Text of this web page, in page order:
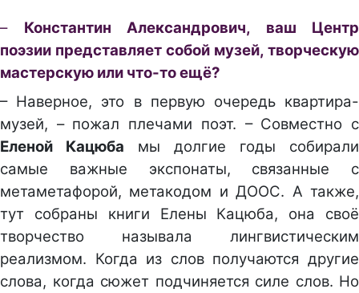
– Константин Александрович, ваш Центр
поэзии представляет собой музей, творческую
мастерскую или что-то ещё?
– Наверное, это в первую очередь квартира-
музей, – пожал плечами поэт. – Совместно с
Еленой Кацюба мы долгие годы собирали
самые важные экспонаты, связанные с
метаметафорой, метакодом и ДООС. А также,
тут собраны книги Елены Кацюба, она своё
творчество называла лингвистическим
реализмом. Когда из слов получаются другие
слова, когда сюжет подчиняется силе слов. Но